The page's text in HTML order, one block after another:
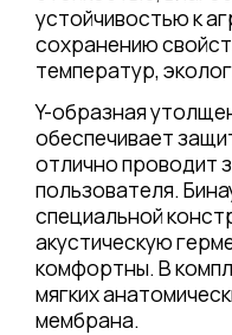
устойчивостью к
сохранению
температур,
Y-образная
обеспечивает
отлично проводит
пользователя.
специальной
акустическую
комфортны. В
мягких
мембрана.